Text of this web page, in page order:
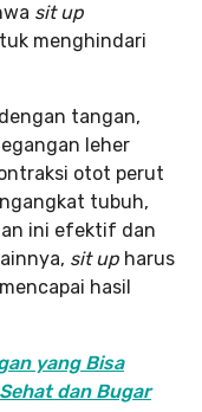
sit up
menghindari
tangan,
leher
otot perut
tubuh,
ini efektif dan
sit up harus
hasil
yang Bisa
dan Bugar